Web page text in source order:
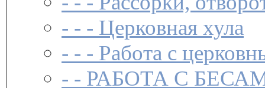
- - - Церковная хула
- - - Работа с
- - РАБОТА С